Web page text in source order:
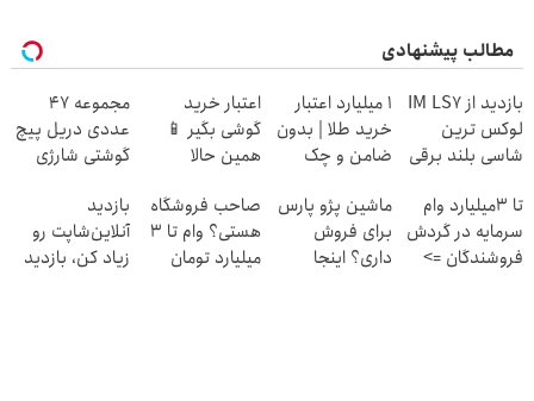
مطالب پیشنهادی
بازدید از IM LS7
لوکس ترین
شاسی بلند برقی
انقلاب
۱ میلیارد اعتبار
خرید طلا | بدون
ضامن و چک
اعتبار خرید
گوشی بگیر 📱
همین حالا
بده 🎯
مجموعه 47
عددی دریل پیچ
گوشتی شارژی
محدود)
تا 3میلیارد وام
سرمایه در گردش
فروشندگان =>
ماشین پژو پارس
برای فروش
داری؟ اینجا
صاحب فروشگاه
هستی؟ وام تا ۳
میلیارد تومان
بازدید
آنلاین‌شاپت رو
زیاد کن، بازدید